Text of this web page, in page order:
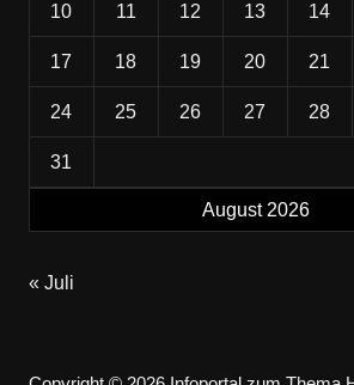
August 2026
10 11 12 13 14
17 18 19 20 21
24 25 26 27 28
31
« Juli